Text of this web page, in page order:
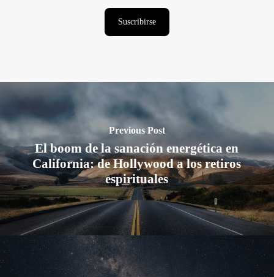
Suscribirse
Previous Post
El boom de la sanación energética en
California: de Hollywood a los retiros
espirituales